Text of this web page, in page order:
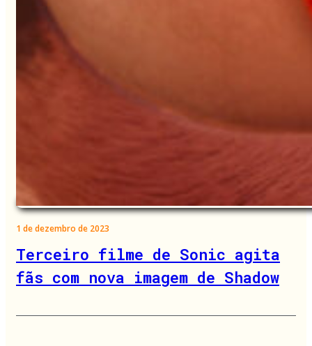
1 de dezembro de 2023
Terceiro filme de Sonic agita
fãs com nova imagem de Shadow